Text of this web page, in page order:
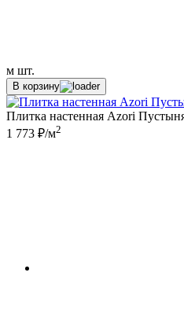
м шт.
В корзину
Плитка настенная Azori
1 773 ₽/м2